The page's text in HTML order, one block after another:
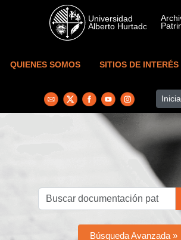
Skip to main content
QUIENES SOMOS SITIOS DE INTERÉS
Búsqueda Avanzada »